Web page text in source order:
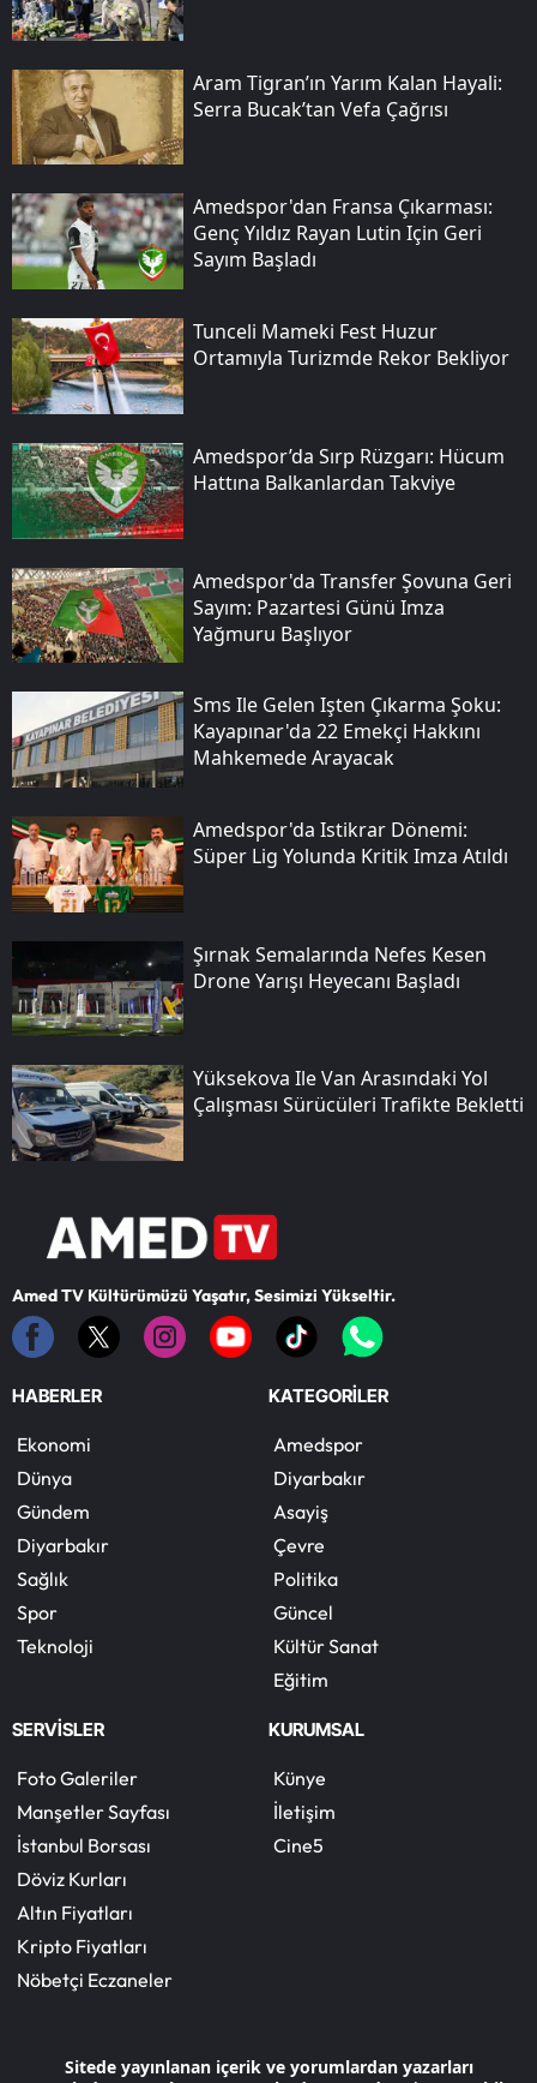
Aram Tigran’ın Yarım Kalan Hayali:
Serra Bucak’tan Vefa Çağrısı
Amedspor'dan Fransa Çıkarması:
Genç Yıldız Rayan Lutin Için Geri
Sayım Başladı
Tunceli Mameki Fest Huzur
Ortamıyla Turizmde Rekor Bekliyor
Amedspor’da Sırp Rüzgarı: Hücum
Hattına Balkanlardan Takviye
Amedspor'da Transfer Şovuna Geri
Sayım: Pazartesi Günü Imza
Yağmuru Başlıyor
Sms Ile Gelen Işten Çıkarma Şoku:
Kayapınar'da 22 Emekçi Hakkını
Mahkemede Arayacak
Amedspor'da Istikrar Dönemi:
Süper Lig Yolunda Kritik Imza Atıldı
Şırnak Semalarında Nefes Kesen
Drone Yarışı Heyecanı Başladı
Yüksekova Ile Van Arasındaki Yol
Çalışması Sürücüleri Trafikte Bekletti
Amed TV Kültürümüzü Yaşatır, Sesimizi Yükseltir.
HABERLER
Ekonomi
Dünya
Gündem
Diyarbakır
Sağlık
Spor
Teknoloji
KATEGORİLER
Amedspor
Diyarbakır
Asayiş
Çevre
Politika
Güncel
Kültür Sanat
Eğitim
SERVİSLER
Foto Galeriler
Manşetler Sayfası
İstanbul Borsası
Döviz Kurları
Altın Fiyatları
Kripto Fiyatları
Nöbetçi Eczaneler
KURUMSAL
Künye
İletişim
Cine5
Sitede yayınlanan içerik ve yorumlardan yazarları